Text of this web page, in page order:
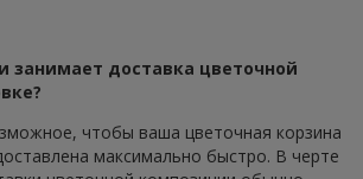
занимает доставка цветочной
чтобы ваша цветочная корзина
максимально быстро. В черте